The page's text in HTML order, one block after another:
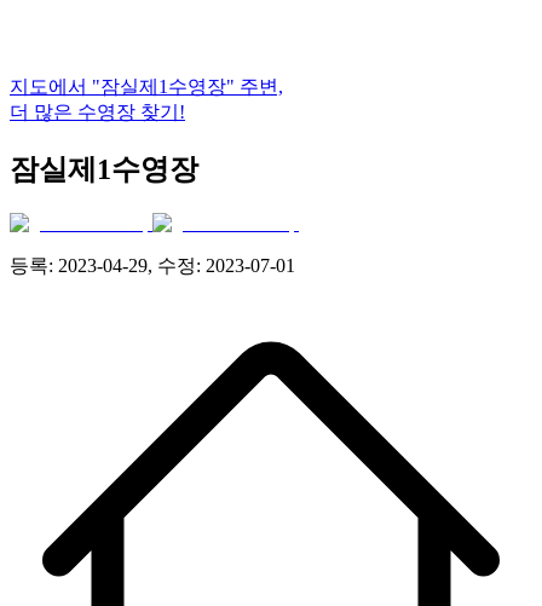
지도에서 "잠실제1수영장" 주변,
더 많은 수영장 찾기!
잠실제1수영장
등록: 2023-04-29, 수정: 2023-07-01